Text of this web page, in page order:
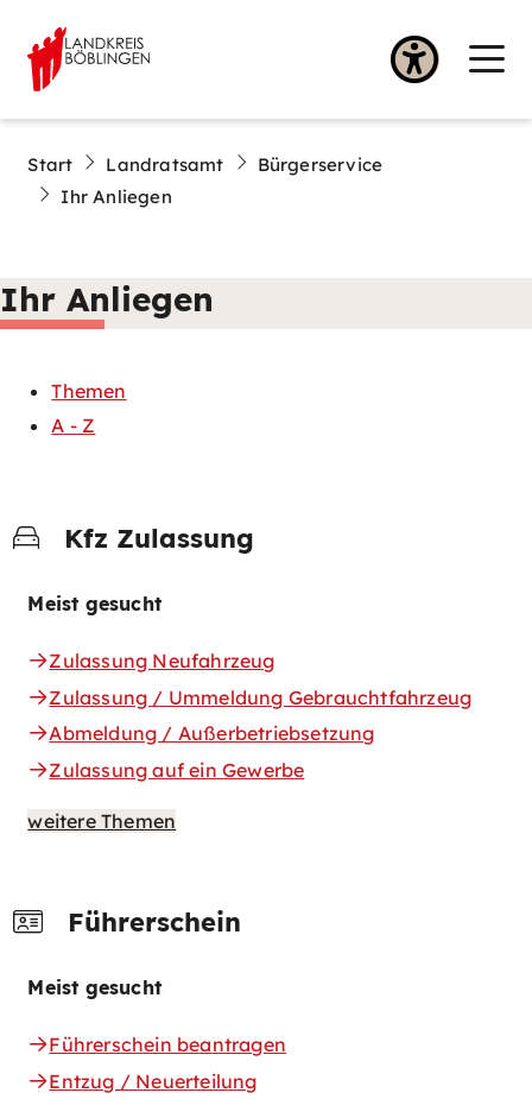
Start Landratsamt
Bürgerservice
Ihr Anliegen
Ihr Anliegen
Themen
A - Z
Kfz Zulassung
Meist gesucht
Zulassung Neufahrzeug
Zulassung / Ummeldung Gebrauchtfahrzeug
Abmeldung / Außerbetriebsetzung
Zulassung auf ein Gewerbe
weitere Themen
Führerschein
Meist gesucht
Führerschein beantragen
Entzug / Neuerteilung